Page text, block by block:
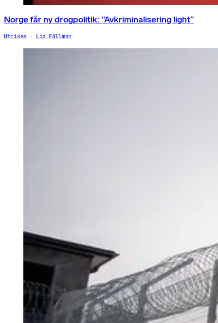
Norge får ny drogpolitik: ”Avkriminalisering light”
Utrikes Liz Fällman